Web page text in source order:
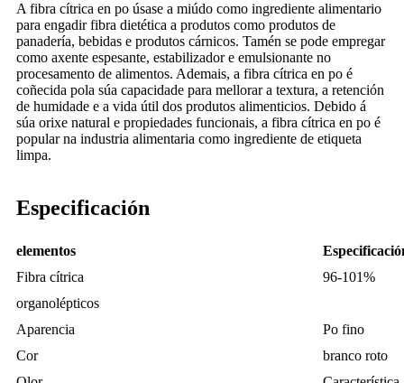
A fibra cítrica en po úsase a miúdo como ingrediente alimentario
para engadir fibra dietética a produtos como produtos de
panadería, bebidas e produtos cárnicos. Tamén se pode empregar
como axente espesante, estabilizador e emulsionante no
procesamento de alimentos. Ademais, a fibra cítrica en po é
coñecida pola súa capacidade para mellorar a textura, a retención
de humidade e a vida útil dos produtos alimenticios. Debido á
súa orixe natural e propiedades funcionais, a fibra cítrica en po é
popular na industria alimentaria como ingrediente de etiqueta
limpa.
Especificación
elementos
Fibra cítrica
96-101%
organolépticos
Aparencia
Po fino
Cor
branco roto